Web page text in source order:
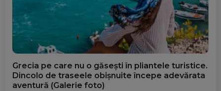
Grecia pe care nu o găsești în pliantele turistice.
Dincolo de traseele obișnuite începe adevărata
aventură (Galerie foto)